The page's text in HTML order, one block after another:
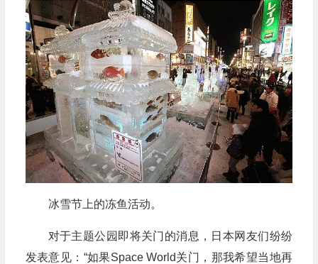
冰雪节上的冻鱼活动。
对于主题公园即将关门的消息，日本网友们纷纷
发表意见：“如果Space World关门，那我希望当地再